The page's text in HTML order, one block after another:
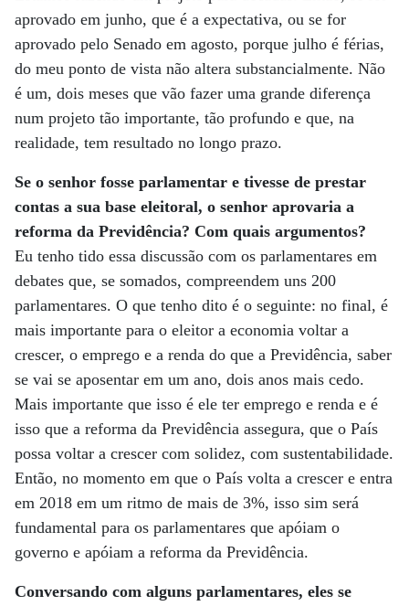
aprovado em junho, que é a expectativa, ou se for
aprovado pelo Senado em agosto, porque julho é férias,
do meu ponto de vista não altera substancialmente. Não
é um, dois meses que vão fazer uma grande diferença
num projeto tão importante, tão profundo e que, na
realidade, tem resultado no longo prazo.
Se o senhor fosse parlamentar e tivesse de prestar
contas a sua base eleitoral, o senhor aprovaria a
reforma da Previdência? Com quais argumentos?
Eu tenho tido essa discussão com os parlamentares em
debates que, se somados, compreendem uns 200
parlamentares. O que tenho dito é o seguinte: no final, é
mais importante para o eleitor a economia voltar a
crescer, o emprego e a renda do que a Previdência, saber
se vai se aposentar em um ano, dois anos mais cedo.
Mais importante que isso é ele ter emprego e renda e é
isso que a reforma da Previdência assegura, que o País
possa voltar a crescer com solidez, com sustentabilidade.
Então, no momento em que o País volta a crescer e entra
em 2018 em um ritmo de mais de 3%, isso sim será
fundamental para os parlamentares que apóiam o
governo e apóiam a reforma da Previdência.
Conversando com alguns parlamentares, eles se